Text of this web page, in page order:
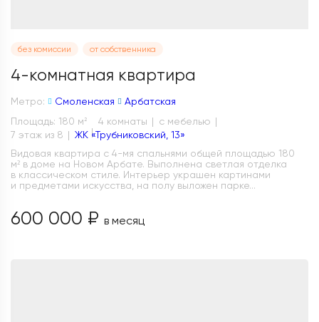
без комиссии от собственника
4-комнатная квартира
Метро: Смоленская
Арбатская
Площадь: 180 м 2 4 комнаты
с мебелью
7 этаж из 8
ЖК «Трубниковский, 13»
Видовая квартира с 4-мя спальнями общей площадью 180
м² в доме на Новом Арбате. Выполнена светлая отделка
в классическом стиле. Интерьер украшен картинами
и предметами искусства, на полу выложен парке...
600 000 ₽ в месяц